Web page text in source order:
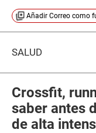
Añadir Correo como
SALUD
Crossfit,
saber antes
de alta